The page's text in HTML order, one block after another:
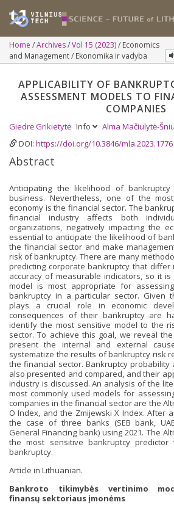
Home Archives Vol 15 (2023)
Economics
and Management / Ekonomika ir vadyba
APPLICABILITY OF
ASSESSMENT MODELS TO
COMPANIES
Giedrė Grikietytė Info Alma Mačiulytė-
DOI: https://doi.org/10.3846/
Abstract
Anticipating the likelihood of
business. Nevertheless, one of the
economy is the financial sector. The
financial industry affects both
organizations, negatively impacting the
essential to anticipate the likelihood of
the financial sector and make
risk of bankruptcy. There are many
predicting corporate bankruptcy that differ
accuracy of measurable indicators, so it
model is most appropriate for
bankruptcy in a particular sector. Given
plays a crucial role in economic
consequences of their bankruptcy are
identify the most sensitive model to the
sector. To achieve this goal, we reveal
present the internal and external
systematize the results of bankruptcy risk
the financial sector. Bankruptcy probability
also presented and compared, and their
industry is discussed. An analysis of the
most commonly used models for
companies in the financial sector are the
O Index, and the Zmijewski X Index. After
the case of three banks (SEB bank,
General Financing bank) using 2021. The
the most sensitive bankruptcy
bankruptcy.
Article in Lithuanian.
Bankroto tikimybės vertinimo
finansų sektoriaus įmonėms